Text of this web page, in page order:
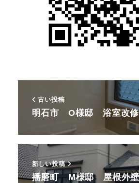
古い投稿
明石市 O様邸 浴室改修
新しい投稿
播磨町 M様邸 屋根外壁